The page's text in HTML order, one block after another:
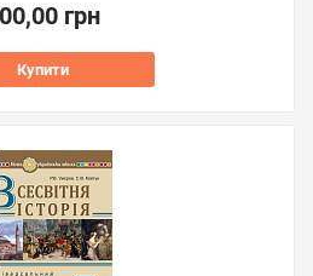
грн
Купити